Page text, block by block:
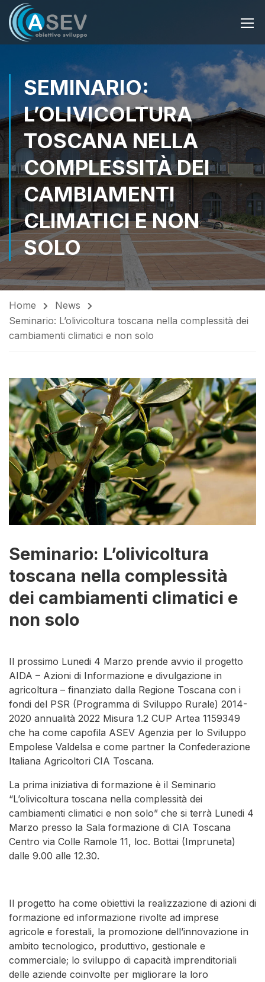
SEMINARIO:
L’OLIVICOLTURA
TOSCANA NELLA
COMPLESSITÀ DEI
CAMBIAMENTI
CLIMATICI E NON
SOLO
Home
News
Seminario: L’olivicoltura toscana nella complessità dei
cambiamenti climatici e non solo
Seminario: L’olivicoltura
toscana nella complessità
dei cambiamenti climatici e
non solo
Il prossimo Lunedi 4 Marzo prende avvio il progetto
AIDA – Azioni di Informazione e divulgazione in
agricoltura – finanziato dalla Regione Toscana con i
fondi del PSR (Programma di Sviluppo Rurale) 2014-
2020 annualità 2022 Misura 1.2 CUP Artea 1159349
che ha come capofila ASEV Agenzia per lo Sviluppo
Empolese Valdelsa e come partner la Confederazione
Italiana Agricoltori CIA Toscana.
La prima iniziativa di formazione è il Seminario
“L’olivicoltura toscana nella complessità dei
cambiamenti climatici e non solo” che si terrà Lunedi 4
Marzo presso la Sala formazione di CIA Toscana
Centro via Colle Ramole 11, loc. Bottai (Impruneta)
dalle 9.00 alle 12.30.
Il progetto ha come obiettivi la realizzazione di azioni di
formazione ed informazione rivolte ad imprese
agricole e forestali, la promozione dell’innovazione in
ambito tecnologico, produttivo, gestionale e
commerciale; lo sviluppo di capacità imprenditoriali
delle aziende coinvolte per migliorare la loro